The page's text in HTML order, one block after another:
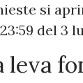
si
del 3
leva